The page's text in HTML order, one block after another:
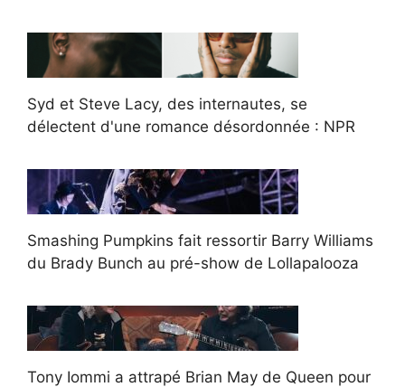
Syd et Steve Lacy, des internautes, se
délectent d'une romance désordonnée : NPR
Smashing Pumpkins fait ressortir Barry Williams
du Brady Bunch au pré-show de Lollapalooza
Tony Iommi a attrapé Brian May de Queen pour